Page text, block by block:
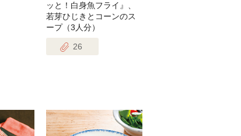
ッと！白身魚フライ』、
若芽ひじきとコーンのス
ープ（3人分）
26